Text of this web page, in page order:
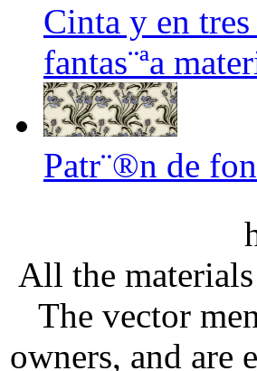
Cinta y en
fantas¨ªa
Patr¨®n de
All the
The vector
owners, and are